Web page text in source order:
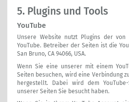
5. Plugins und Tools
YouTube
Unsere Website nutzt Plugins der von
YouTube. Betreiber der Seiten ist die
San Bruno, CA 94066, USA.
Wenn Sie eine unserer mit einem
Seiten besuchen, wird eine Verbindung
hergestellt. Dabei wird dem
unserer Seiten Sie besucht haben.